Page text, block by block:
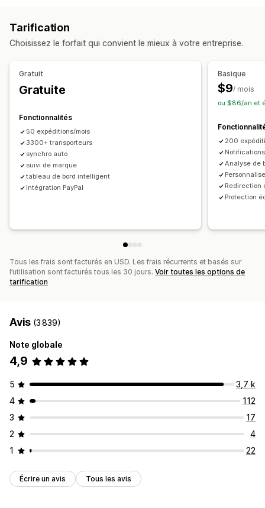
Date de livraison estimée
Exportation de commande
Multi-transporteur API
Notifications
Notifications personnalisées
Synchronisation des commandes
Sélection du transporteur
Suivi en temps réel
Notifications par e-mail
Tarification
Choisissez le forfait qui convient le mieux à votre entreprise.
Gratuit
Gratuite
Fonctionnalités
50 expéditions/mois
3300+ transporteurs
synchro auto
suivi de marque
tableau de bord intelligent
Intégration PayPal
Basique
$9/ mois
ou $86/an et
200
Analyse de
Redirection
Protection
Tous les frais sont facturés en USD. Les frais récurrents et basés sur
l’utilisation sont facturés tous les 30 jours. Voir toutes les options de
tarification
Avis (3 839)
Note globale
4,9
5
3,7 k
4
112
3
17
2
4
1
22
Écrire un avis Tous les avis